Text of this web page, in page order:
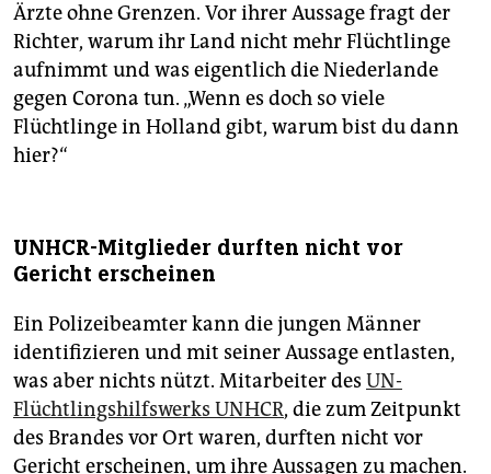
Ärzte ohne Grenzen. Vor ihrer Aussage fragt der
Richter, warum ihr Land nicht mehr Flüchtlinge
aufnimmt und was eigentlich die Niederlande
gegen Corona tun. „Wenn es doch so viele
Flüchtlinge in Holland gibt, warum bist du dann
hier?“
UNHCR-Mitglieder durften nicht vor
Gericht erscheinen
Ein Polizeibeamter kann die jungen Männer
identifizieren und mit seiner Aussage entlasten,
was aber nichts nützt. Mitarbeiter des UN-
Flüchtlingshilfswerks UNHCR, die zum Zeitpunkt
des Brandes vor Ort waren, durften nicht vor
Gericht erscheinen, um ihre Aussagen zu machen.